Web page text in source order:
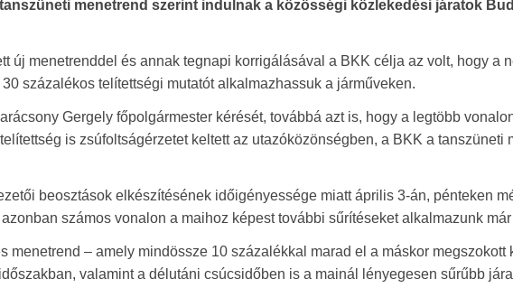
menetrend szerint indulnak a közösségi közlekedési járatok
új menetrenddel és annak tegnapi korrigálásával a BKK célja az volt, hogy a
százalékos telítettségi mutatót alkalmazhassuk a járműveken.
Gergely főpolgármester kérését, továbbá azt is, hogy a legtöbb
is zsúfoltságérzetet keltett az utazóközönségben, a BKK a tanszüneti
beosztások elkészítésének időigényessége miatt április 3-án, pénteken
számos vonalon a maihoz képest további sűrítéseket alkalmazunk
menetrend – amely mindössze 10 százalékkal marad el a máskor megszokott
valamint a délutáni csúcsidőben is a mainál lényegesen sűrűbb